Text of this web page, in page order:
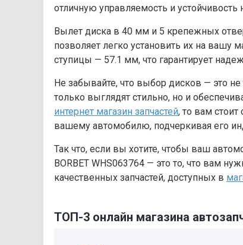
отличную управляемость и устойчивость
Вылет диска в 40 мм и 5 крепежных
позволяет легко установить их на вашу
ступицы — 57.1 мм, что гарантирует
Не забывайте, что выбор дисков — это не
только выглядят стильно, но и
интернет магазин запчастей, то вам
вашему автомобилю, подчеркивая его
Так что, если вы хотите, чтобы ваш
BORBET WHS063764 — это то, что вам
качественных запчастей, доступных в
ТОП-3 онлайн магазина